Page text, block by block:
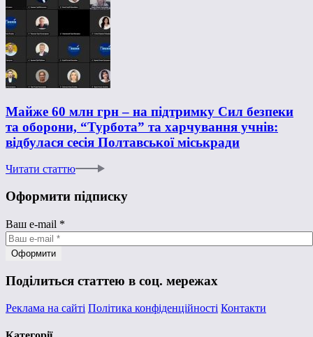
Майже 60 млн грн – на підтримку Сил безпеки
та оборони, “Турбота” та харчування учнів:
відбулася сесія Полтавської міськради
Читати статтю
Оформити підписку
Ваш e-mail *
Поділиться статтею в соц. мережах
Реклама на сайті Політика конфіденційності Контакти